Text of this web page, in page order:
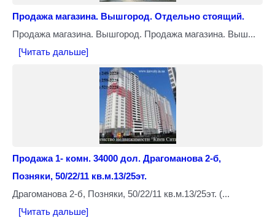
Продажа магазина. Вышгород. Отдельно стоящий.
Продажа магазина. Вышгород. Продажа магазина. Выш...
[Читать дальше]
Продажа 1- комн. 34000 дол. Драгоманова 2-б,
Позняки, 50/22/11 кв.м.13/25эт.
Драгоманова 2-б, Позняки, 50/22/11 кв.м.13/25эт. (...
[Читать дальше]